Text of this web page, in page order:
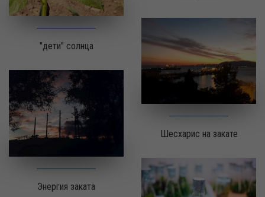
"дети" солнца
Энергия заката
Шесхарис на закате